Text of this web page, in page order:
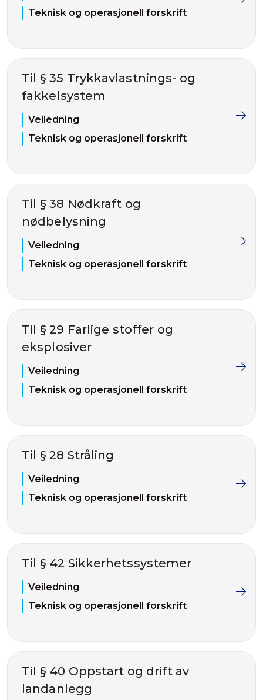
Teknisk og operasjonell forskrift
Til § 35 Trykkavlastnings- og
fakkelsystem
Veiledning
Teknisk og operasjonell forskrift
Til § 38 Nødkraft og
nødbelysning
Veiledning
Teknisk og operasjonell forskrift
Til § 29 Farlige stoffer og
eksplosiver
Veiledning
Teknisk og operasjonell forskrift
Til § 28 Stråling
Veiledning
Teknisk og operasjonell forskrift
Til § 42 Sikkerhetssystemer
Veiledning
Teknisk og operasjonell forskrift
Til § 40 Oppstart og drift av
landanlegg